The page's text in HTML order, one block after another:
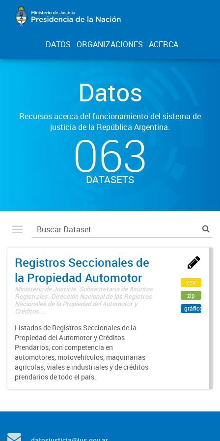
DATOS ORGANIZACIONES ACERCA
Datos
Recursos acerca del funcionamiento del sistema de
justicia de la República Argentina.
063
DATASETS
Registros Seccionales de
la Propiedad Automotor
Ministerio de Justicia. Subsecretaría de Asuntos
Registrales. Dirección Nacional de los Registros
Nacionales de la Propiedad del Automotor y
Créditos ...
Listados de Registros Seccionales de la
Propiedad del Automotor y Créditos
Prendarios, con competencia en
automotores, motovehículos, maquinarias
agrícolas, viales e industriales y de créditos
prendarios de todo el país.
csv
zip
gráfico